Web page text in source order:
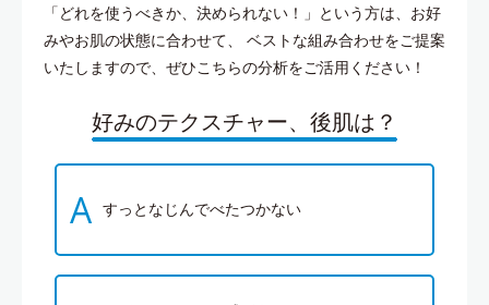
「どれを使うべきか、決められない！」という方は、お好
みやお肌の状態に合わせて、
ベストな組み合わせをご提案
いたしますので、ぜひこちらの分析をご活用ください！
好みのテクスチャー、後肌は？
A すっとなじんでべたつかない